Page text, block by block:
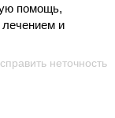
помощь,
лечением и
неточность